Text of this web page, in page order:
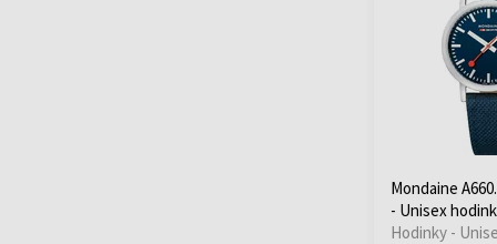
Mondaine
- Unisex
Hodinky -